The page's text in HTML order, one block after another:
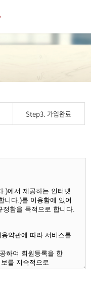
Step3. 가입완료